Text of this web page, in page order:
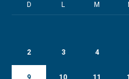
D L M
2 3 4
9 10 11